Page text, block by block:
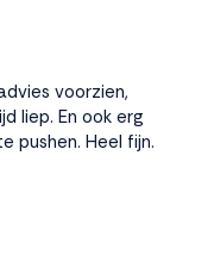
voorzien,
liep. En ook erg
pushen. Heel fijn.